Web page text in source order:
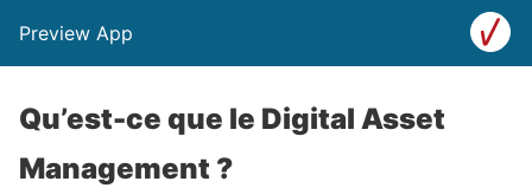
Preview App
Qu’est-ce que le Digital Asset
Management ?